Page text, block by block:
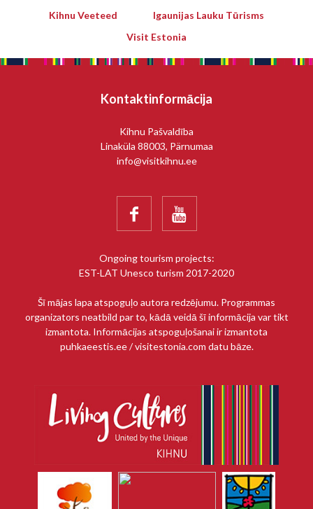
Kihnu Veeteed
Igaunijas Lauku Tūrisms
Visit Estonia
Kontaktinformācija
Kihnu Pašvaldība
Linaküla 88003, Pärnumaa
info@visitkihnu.ee
 
Ongoing tourism projects:
EST-LAT Unesco turism 2017-2020
Šī mājas lapa atspoguļo autora redzējumu. Programmas
organizators neatbild par to, kādā veidā šī informācija var tikt
izmantota. Informācijas atspoguļošanai ir izmantota
puhkaeestis.ee / visitestonia.com datu bāze.